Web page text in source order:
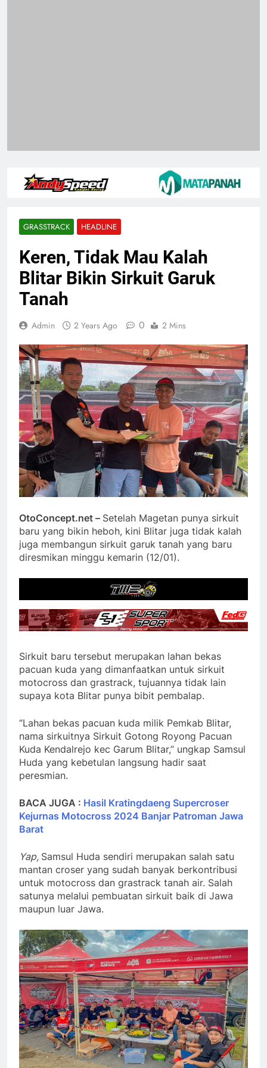
GRASSTRACK HEADLINE
Keren, Tidak Mau Kalah
Blitar Bikin Sirkuit Garuk
Tanah
Admin 2 Years Ago 0 2 Mins
OtoConcept.net – Setelah Magetan punya sirkuit
baru yang bikin heboh, kini Blitar juga tidak kalah
juga membangun sirkuit garuk tanah yang baru
diresmikan minggu kemarin (12/01).
Sirkuit baru tersebut merupakan lahan bekas
pacuan kuda yang dimanfaatkan untuk sirkuit
motocross dan grastrack, tujuannya tidak lain
supaya kota Blitar punya bibit pembalap.
“Lahan bekas pacuan kuda milik Pemkab Blitar,
nama sirkuitnya Sirkuit Gotong Royong Pacuan
Kuda Kendalrejo kec Garum Blitar,” ungkap Samsul
Huda yang kebetulan langsung hadir saat
peresmian.
BACA JUGA : Hasil Kratingdaeng Supercroser
Kejurnas Motocross 2024 Banjar Patroman Jawa
Barat
Yap, Samsul Huda sendiri merupakan salah satu
mantan croser yang sudah banyak berkontribusi
untuk motocross dan grastrack tanah air. Salah
satunya melalui pembuatan sirkuit baik di Jawa
maupun luar Jawa.